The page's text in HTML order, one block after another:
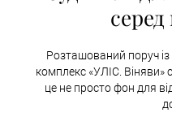
Розташований поруч
комплекс «УЛІС.
це не просто фон для